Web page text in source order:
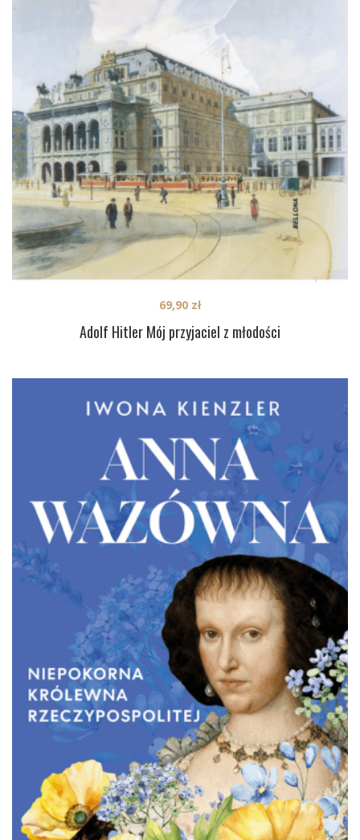
Adolf Hitler Mój przyjaciel z młodości
69,90 zł